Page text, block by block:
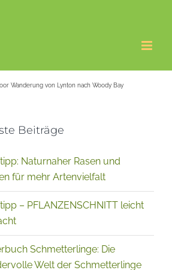
Wanderung von Lynton nach Woody Bay
Beiträge
Naturnaher Rasen und
für mehr Artenvielfalt
– PFLANZENSCHNITT leicht
Schmetterlinge: Die
Welt der Schmetterlinge